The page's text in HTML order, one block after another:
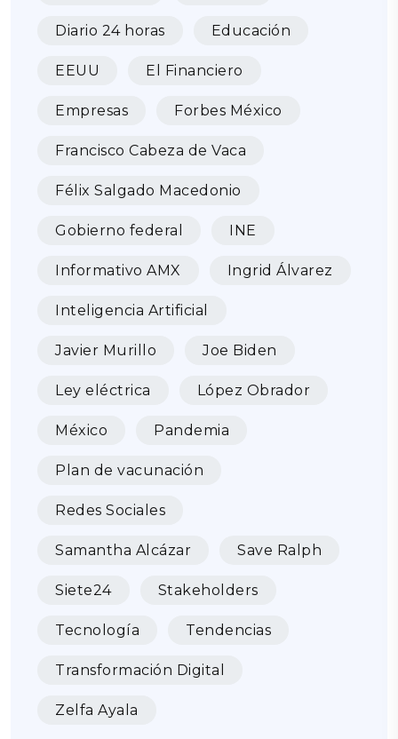
Diario 24 horas Educación
EEUU El Financiero
Empresas Forbes México
Francisco Cabeza de Vaca
Félix Salgado Macedonio
Gobierno federal INE
Informativo AMX Ingrid Álvarez
Inteligencia Artificial
Javier Murillo Joe Biden
Ley eléctrica López Obrador
México Pandemia
Plan de vacunación
Redes Sociales
Samantha Alcázar Save Ralph
Siete24 Stakeholders
Tecnología Tendencias
Transformación Digital
Zelfa Ayala